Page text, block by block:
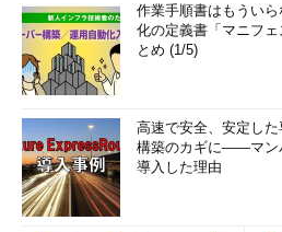
作業手順書はもうい
化の定義書「マニフ
とめ (1/5)
高速で安全、安定し
構築のカギに――マン
導入した理由